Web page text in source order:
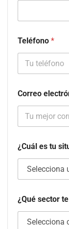
Teléfono *
Correo
¿Cuál es tu
¿Qué sector